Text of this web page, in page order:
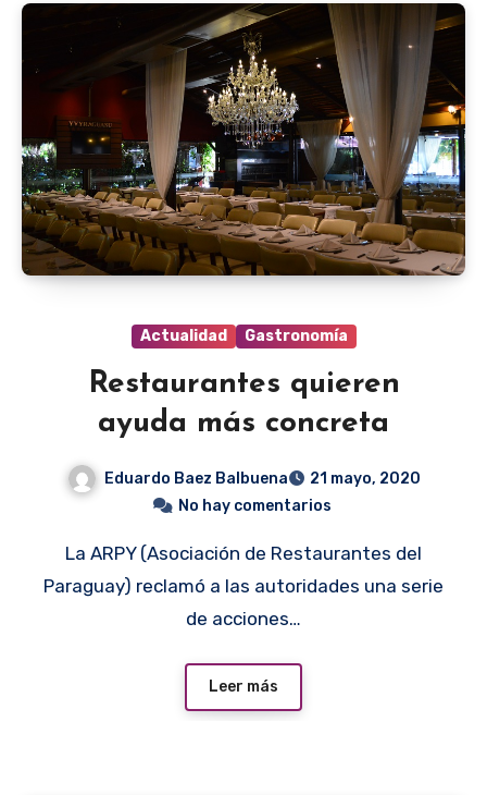
Actualidad Gastronomía
Restaurantes quieren
ayuda más concreta
Eduardo Baez Balbuena
21 mayo, 2020
No hay comentarios
La ARPY (Asociación de Restaurantes del
Paraguay) reclamó a las autoridades una serie
de acciones…
Leer más